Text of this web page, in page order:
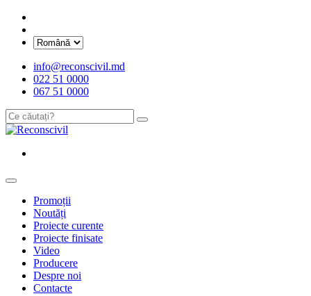
info@reconscivil.md
022 51 0000
067 51 0000
Promoții
Noutăți
Proiecte curente
Proiecte finisate
Video
Producere
Despre noi
Contacte